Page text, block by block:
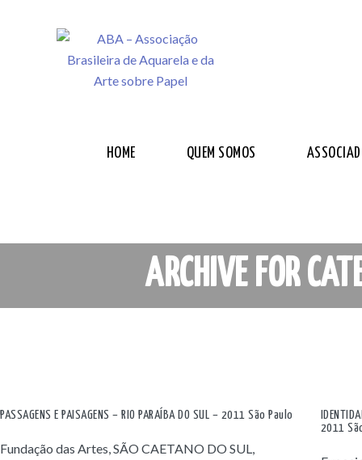
HOME QUEM SOMOS
ARCHIVE FOR
PASSAGENS E PAISAGENS – RIO PARAÍBA DO SUL – 2011 São Paulo
Fundação das Artes, SÃO CAETANO DO SUL,
2011